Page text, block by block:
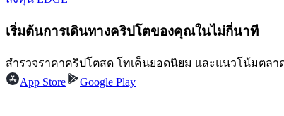
เริ่มต้นการเดินทางคริปโตของคุณในไม่กี่นาที
สำรวจราคาคริปโตสด โทเค็นยอดนิยม และแนวโน้มตลา
App Store
Google Play